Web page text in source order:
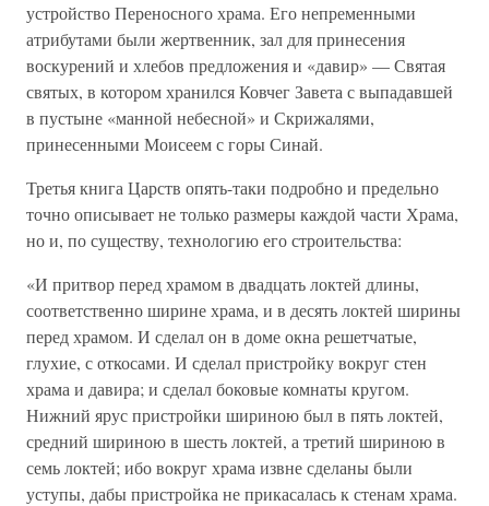
устройство Переносного храма. Его непременными
атрибутами были жертвенник, зал для принесения
воскурений и хлебов предложения и «давир» — Святая
святых, в котором хранился Ковчег Завета с выпадавшей
в пустыне «манной небесной» и Скрижалями,
принесенными Моисеем с горы Синай.
Третья книга Царств опять-таки подробно и предельно
точно описывает не только размеры каждой части Храма,
но и, по существу, технологию его строительства:
«И притвор перед храмом в двадцать локтей длины,
соответственно ширине храма, и в десять локтей ширины
перед храмом. И сделал он в доме окна решетчатые,
глухие, с откосами. И сделал пристройку вокруг стен
храма и давира; и сделал боковые комнаты кругом.
Нижний ярус пристройки шириною был в пять локтей,
средний шириною в шесть локтей, а третий шириною в
семь локтей; ибо вокруг храма извне сделаны были
уступы, дабы пристройка не прикасалась к стенам храма.